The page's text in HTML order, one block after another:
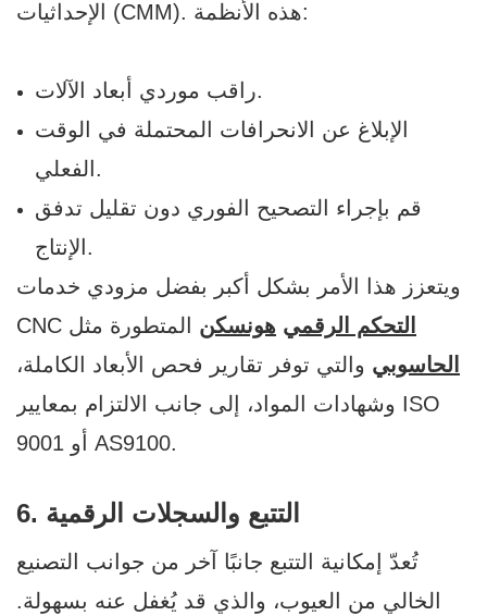
الإحداثيات (CMM). هذه الأنظمة:
راقب موردي أبعاد الآلات.
الإبلاغ عن الانحرافات المحتملة في الوقت
الفعلي.
قم بإجراء التصحيح الفوري دون تقليل تدفق
الإنتاج.
ويتعزز هذا الأمر بشكل أكبر بفضل مزودي خدمات
CNC المتطورة مثل
هونسكن التحكم الرقمي
الحاسوبي والتي توفر تقارير فحص الأبعاد الكاملة،
وشهادات المواد، إلى جانب الالتزام بمعايير ISO
9001 أو AS9100.
6. التتبع والسجلات الرقمية
تُعدّ إمكانية التتبع جانبًا آخر من جوانب التصنيع
الخالي من العيوب، والذي قد يُغفل عنه بسهولة.